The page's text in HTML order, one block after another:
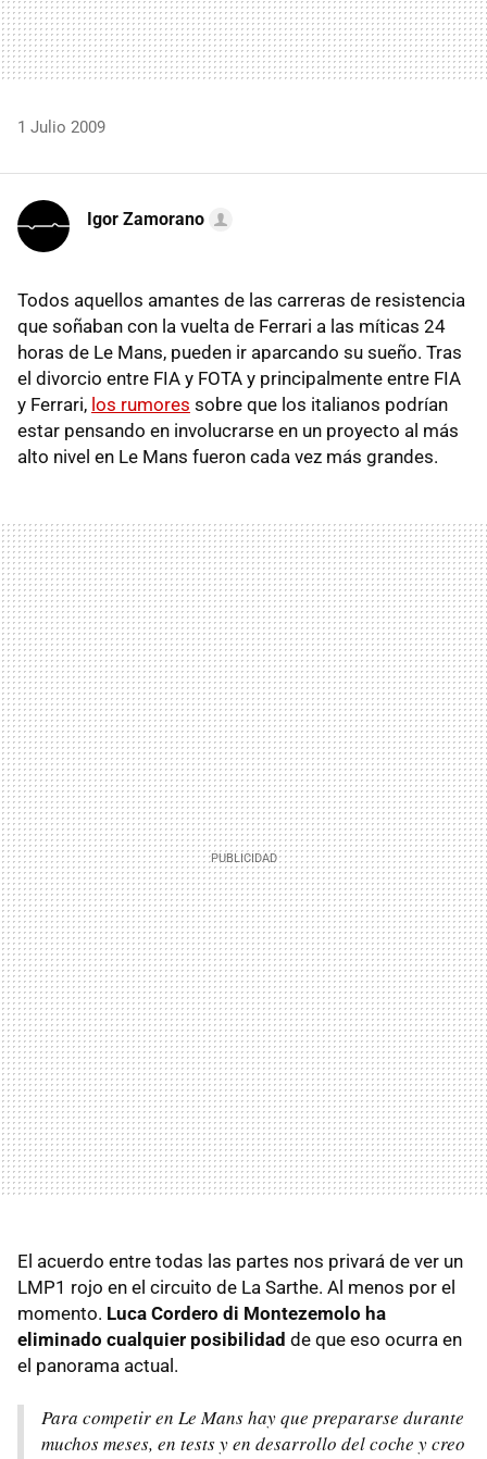
1 Julio 2009
Igor Zamorano
Todos aquellos amantes de las carreras de resistencia
que soñaban con la vuelta de Ferrari a las míticas 24
horas de Le Mans, pueden ir aparcando su sueño. Tras
el divorcio entre FIA y FOTA y principalmente entre FIA
y Ferrari, los rumores sobre que los italianos podrían
estar pensando en involucrarse en un proyecto al más
alto nivel en Le Mans fueron cada vez más grandes.
El acuerdo entre todas las partes nos privará de ver un
LMP1 rojo en el circuito de La Sarthe. Al menos por el
momento. Luca Cordero di Montezemolo ha
eliminado cualquier posibilidad de que eso ocurra en
el panorama actual.
Para competir en Le Mans hay que prepararse durante
muchos meses, en tests y en desarrollo del coche y creo